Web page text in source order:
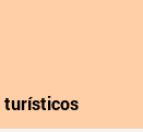
turísticos